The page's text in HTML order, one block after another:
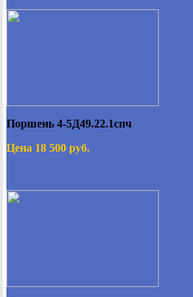
Поршень 4-5Д49.22.1спч
Цена 18 500 руб.